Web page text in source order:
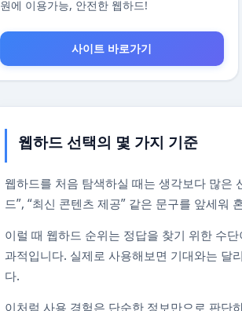
원에 이용가능, 안전한 웹하드!
사이트 바로가기
웹하드 선택의 몇 가지 기준
웹하드를 처음 탐색하실 때는 생각보다 많은
드”, “최신 콘텐츠 제공” 같은 문구를 앞세워
이럴 때 웹하드 순위는 정답을 찾기 위한 수
과적입니다. 실제로 사용해보면 기대와는 달
다.
이처럼 사용 경험은 단순한 정보만으로 판단